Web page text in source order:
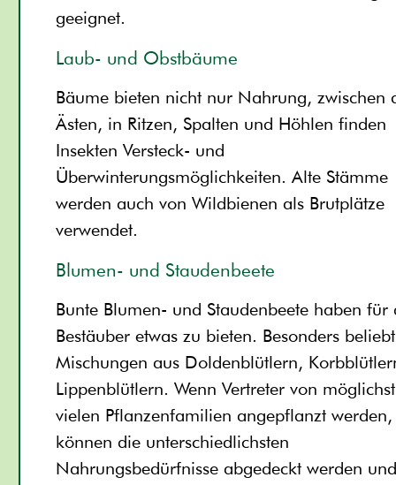
geeignet.
Laub- und Obstbäume
Bäume bieten nicht nur Nahrung, zwischen
Ästen, in Ritzen, Spalten und Höhlen finden
Insekten Versteck- und
Überwinterungsmöglichkeiten. Alte Stämme
werden auch von Wildbienen als Brutplätze
verwendet.
Blumen- und Staudenbeete
Bunte Blumen- und Staudenbeete haben für
Bestäuber etwas zu bieten. Besonders
Mischungen aus Doldenblütlern,
Lippenblütlern. Wenn Vertreter von möglichst
vielen Pflanzenfamilien angepflanzt werden,
können die unterschiedlichsten
Nahrungsbedürfnisse abgedeckt werden